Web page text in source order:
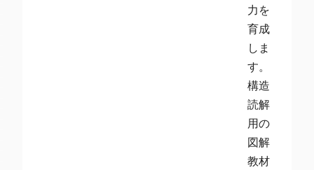
力を
育成
しま
す。
構造
読解
用の
図解
教材